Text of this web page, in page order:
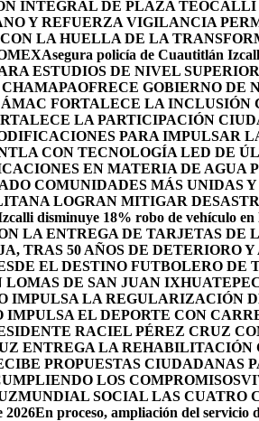
INTEGRAL DE PLAZA
Y REFUERZA VIGILANCIA
LA HUELLA DE LA
Asegura policía de Cuautitlán
ESTUDIOS DE NIVEL
OFRECE GOBIERNO DE
FORTALECE LA
LA PARTICIPACIÓN
PARA IMPULSAR
CON TECNOLOGÍA LED DE
EN MATERIA DE AGUA
COMUNIDADES MÁS UNIDAS
LOGRAN MITIGAR
disminuye 18% robo de vehículo en
LA ENTREGA DE TARJETAS DE
TRAS 50 AÑOS DE DETERIORO Y
EL DESTINO FUTBOLERO DE
DE SAN JUAN
IMPULSA LA REGULARIZACIÓN
IMPULSA EL DEPORTE CON
RACIEL PÉREZ CRUZ
ENTREGA LA
PROPUESTAS CIUDADANAS
LOS COMPROMISOS
MUNDIAL SOCIAL LAS CUATRO
2026En proceso, ampliación del servicio